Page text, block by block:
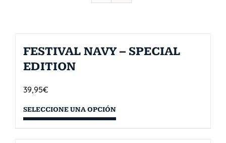
FESTIVAL NAVY – SPECIAL
EDITION
39,95€
SELECCIONE UNA OPCIÓN